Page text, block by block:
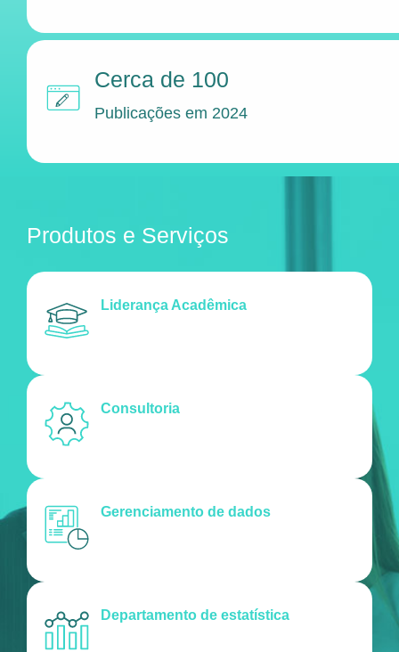
Cerca de 100
Publicações em 2024
Produtos e Serviços
Liderança Acadêmica
Consultoria
Gerenciamento de dados
Departamento de estatística